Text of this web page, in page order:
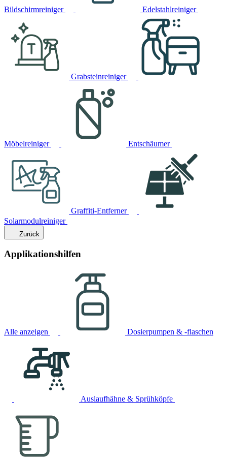
Bildschirmreiniger Edelstahlreiniger
Grabsteinreiniger
Möbelreiniger Entschäumer
Graffiti-Entferner
Solarmodulreiniger
Zurück
Applikationshilfen
Alle anzeigen Dosierpumpen & -flaschen
Auslaufhähne & Sprühköpfe